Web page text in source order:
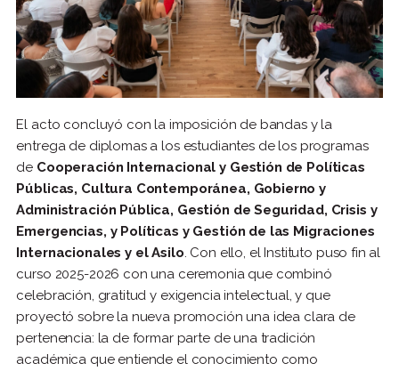
El acto concluyó con la imposición de bandas y la
entrega de diplomas a los estudiantes de los programas
de Cooperación Internacional y Gestión de Políticas
Públicas, Cultura Contemporánea, Gobierno y
Administración Pública, Gestión de Seguridad, Crisis y
Emergencias, y Políticas y Gestión de las Migraciones
Internacionales y el Asilo. Con ello, el Instituto puso fin al
curso 2025-2026 con una ceremonia que combinó
celebración, gratitud y exigencia intelectual, y que
proyectó sobre la nueva promoción una idea clara de
pertenencia: la de formar parte de una tradición
académica que entiende el conocimiento como